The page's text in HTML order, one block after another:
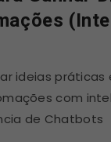
ideias práticas
com
de Chatbots